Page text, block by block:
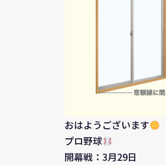
おはようございます
プロ野球
開幕戦：3月29日